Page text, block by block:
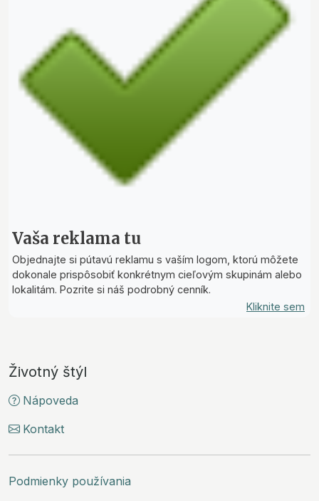
Vaša reklama tu
Objednajte si pútavú reklamu s vaším logom, ktorú môžete
dokonale prispôsobiť konkrétnym cieľovým skupinám alebo
lokalitám. Pozrite si náš podrobný cenník.
Kliknite sem
Životný štýl
Nápoveda
Kontakt
Podmienky používania